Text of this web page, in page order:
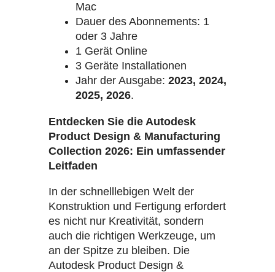
Mac
Dauer des Abonnements: 1
oder 3 Jahre
1 Gerät Online
3 Geräte Installationen
Jahr der Ausgabe: 2023, 2024,
2025, 2026.
Entdecken Sie die Autodesk
Product Design & Manufacturing
Collection 2026: Ein umfassender
Leitfaden
In der schnelllebigen Welt der
Konstruktion und Fertigung erfordert
es nicht nur Kreativität, sondern
auch die richtigen Werkzeuge, um
an der Spitze zu bleiben. Die
Autodesk Product Design &